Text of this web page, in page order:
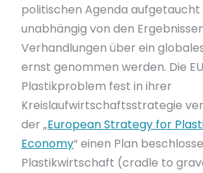
politischen Agenda aufgetaucht
unabhängig von den
Verhandlungen über ein
ernst genommen werden. Die
Plastikproblem fest in ihrer
Kreislaufwirtschaftsstrategie
der „European Strategy for
Economy“ einen Plan
Plastikwirtschaft (cradle to